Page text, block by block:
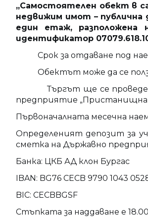
„Самостоятелен обект в
недвижим имот – публична
един етаж,
идентификатор
Срок за отдаване под
Обектът може да се
Търгът ще се проведе
предприятие „Пристанищна
Първоначалната месечна
Определеният депозит за
сметка на Държавно
Банка: ЦКБ АД клон Бургас
IBAN: BG76 CECB 9790 1043
BIC: CECBBGSF
Стъпката за наддаване е